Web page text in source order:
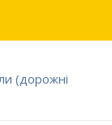
(дорожні